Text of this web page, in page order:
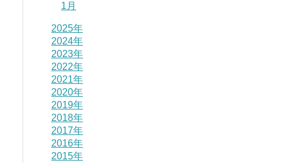
1月
2025年
2024年
2023年
2022年
2021年
2020年
2019年
2018年
2017年
2016年
2015年